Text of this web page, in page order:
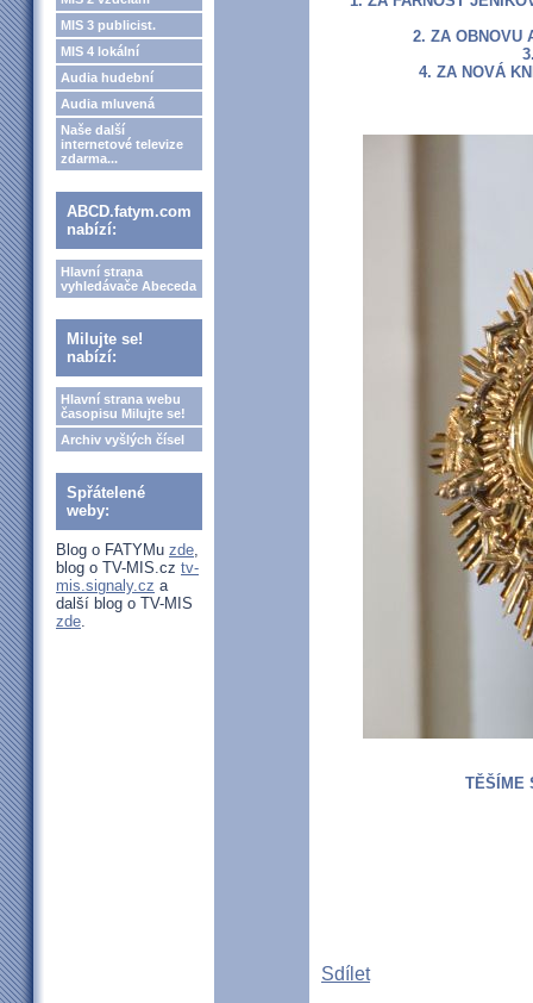
MIS 3 publicist.
MIS 4 lokální
Audia hudební
Audia mluvená
Naše další
internetové televize
zdarma...
ABCD.fatym.com
nabízí:
Hlavní strana
vyhledávače Abeceda
Milujte se!
nabízí:
Hlavní strana webu
časopisu Milujte se!
Archiv vyšlých čísel
Spřátelené
weby:
Blog o FATYMu zde,
blog o TV-MIS.cz tv-
mis.signaly.cz a
další blog o TV-MIS
zde.
2. ZA OBNOVU
4. ZA NOVÁ
TĚŠÍME
Sdílet